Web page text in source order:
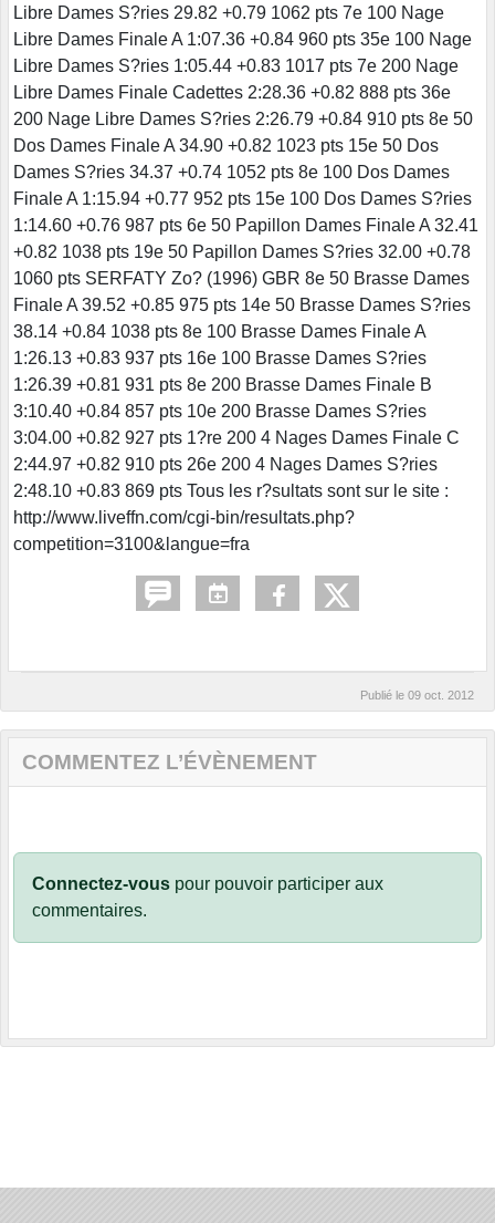
Libre Dames S?ries 29.82 +0.79 1062 pts 7e 100 Nage
Libre Dames Finale A 1:07.36 +0.84 960 pts 35e 100 Nage
Libre Dames S?ries 1:05.44 +0.83 1017 pts 7e 200 Nage
Libre Dames Finale Cadettes 2:28.36 +0.82 888 pts 36e
200 Nage Libre Dames S?ries 2:26.79 +0.84 910 pts 8e 50
Dos Dames Finale A 34.90 +0.82 1023 pts 15e 50 Dos
Dames S?ries 34.37 +0.74 1052 pts 8e 100 Dos Dames
Finale A 1:15.94 +0.77 952 pts 15e 100 Dos Dames S?ries
1:14.60 +0.76 987 pts 6e 50 Papillon Dames Finale A 32.41
+0.82 1038 pts 19e 50 Papillon Dames S?ries 32.00 +0.78
1060 pts SERFATY Zo? (1996) GBR 8e 50 Brasse Dames
Finale A 39.52 +0.85 975 pts 14e 50 Brasse Dames S?ries
38.14 +0.84 1038 pts 8e 100 Brasse Dames Finale A
1:26.13 +0.83 937 pts 16e 100 Brasse Dames S?ries
1:26.39 +0.81 931 pts 8e 200 Brasse Dames Finale B
3:10.40 +0.84 857 pts 10e 200 Brasse Dames S?ries
3:04.00 +0.82 927 pts 1?re 200 4 Nages Dames Finale C
2:44.97 +0.82 910 pts 26e 200 4 Nages Dames S?ries
2:48.10 +0.83 869 pts Tous les r?sultats sont sur le site :
http://www.liveffn.com/cgi-bin/resultats.php?
competition=3100&langue=fra
Publié le 09 oct. 2012
COMMENTEZ L’ÉVÈNEMENT
Connectez-vous pour pouvoir participer aux
commentaires.